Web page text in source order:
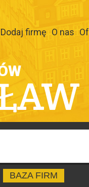
Dodaj firmę O nas
BAZA FIRM